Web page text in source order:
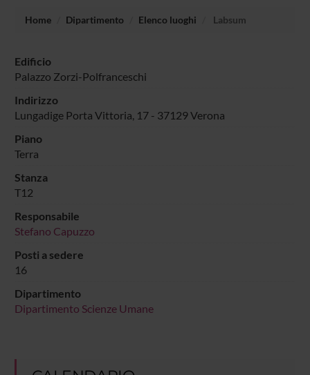
Home Dipartimento Elenco luoghi Labsum
Edificio
Palazzo Zorzi-Polfranceschi
Indirizzo
Lungadige Porta Vittoria, 17 - 37129 Verona
Piano
Terra
Stanza
T12
Responsabile
Stefano Capuzzo
Posti a sedere
16
Dipartimento
Dipartimento Scienze Umane